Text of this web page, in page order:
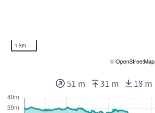
1 km
©OpenStreetMap
51 m 31 m 18 m